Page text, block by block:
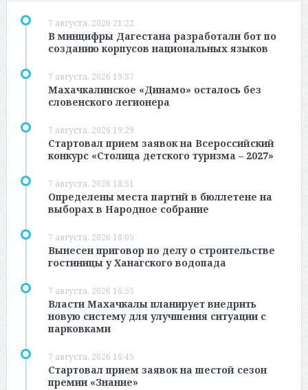
7 августа, 2026 21:22
В минцифры Дагестана разработали бот по
созданию корпусов национальных языков
7 августа, 2026 19:37
Махачкалинское «Динамо» осталось без
словенского легионера
7 августа, 2026 19:29
Стартовал прием заявок на Всероссийский
конкурс «Столица детского туризма – 2027»
7 августа, 2026 18:51
Определены места партий в бюллетене на
выборах в Народное собрание
7 августа, 2026 18:05
Вынесен приговор по делу о строительстве
гостиницы у Ханагского водопада
7 августа, 2026 16:55
Власти Махачкалы планирует внедрить
новую систему для улучшения ситуации с
парковками
7 августа, 2026 16:45
Стартовал прием заявок на шестой сезон
премии «Знание»